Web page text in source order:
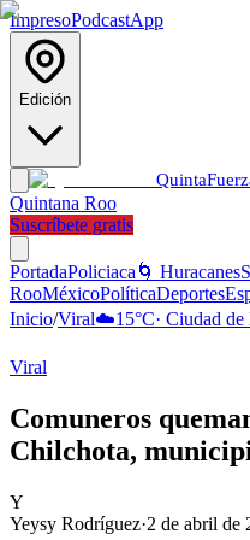
ImpresoPodcastApp
Edición
Quinta
Quintana Roo
Suscríbete gratis
PortadaPoliciaca 🌀 Huracanes
RooMéxicoPolíticaDeportes
Inicio/Viral☁️15°C· Ciudad
Viral
Comuneros
Chilchota,
Y
Yeysy Rodríguez·2 de abril de